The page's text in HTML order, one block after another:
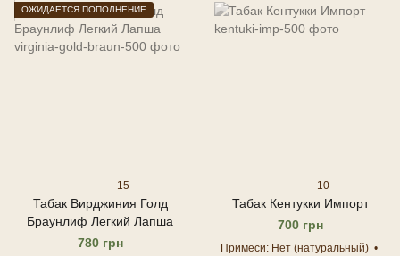
ОЖИДАЕТСЯ ПОПОЛНЕНИЕ
15
Табак Вирджиния Голд
Браунлиф Легкий Лапша
780 грн
10
Табак Кентукки Импорт
700 грн
Примеси
Нет (натуральный)